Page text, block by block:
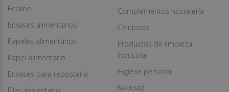
Ecoline
Envases alimentarios
Papeles alimentarios
Papel alimentario
Envases para repostería
Complementos hostelería
Celulosas
Productos de limpieza
Industrial
Higiene personal
Navidad